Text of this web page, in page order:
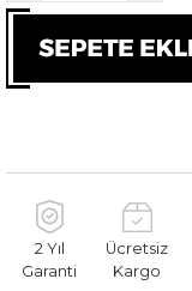
2 Yıl
Garanti
Ücretsiz
Kargo